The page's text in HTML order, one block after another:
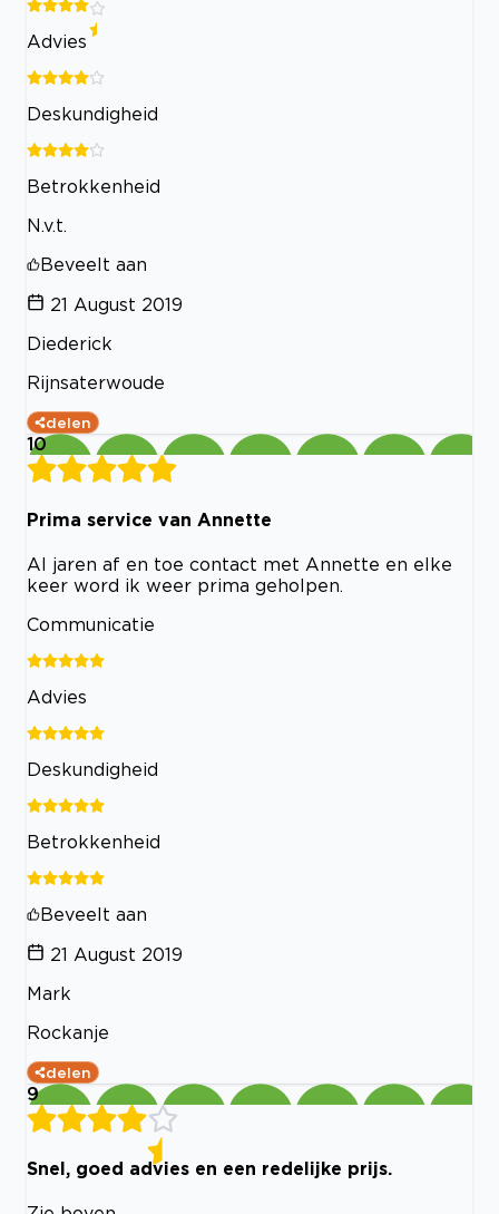
Advies
Deskundigheid
Betrokkenheid
N.v.t.
Beveelt aan
21 August 2019
Diederick
Rijnsaterwoude
delen
10
Prima service van Annette
Al jaren af en toe contact met Annette en elke
keer word ik weer prima geholpen.
Communicatie
Advies
Deskundigheid
Betrokkenheid
Beveelt aan
21 August 2019
Mark
Rockanje
delen
9
Snel, goed advies en een redelijke prijs.